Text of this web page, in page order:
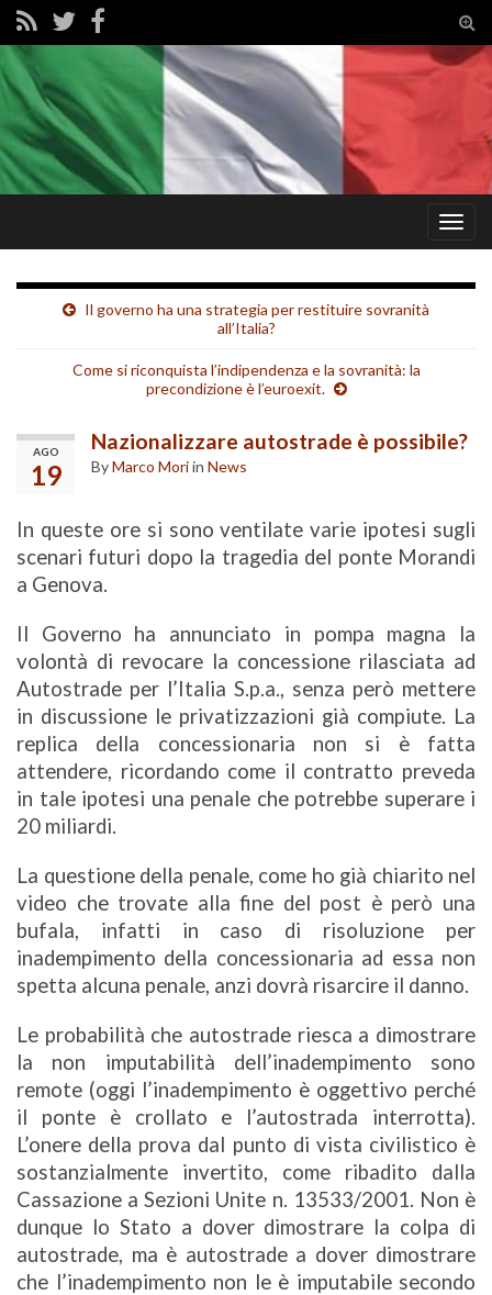
Il governo ha una strategia per restituire sovranità
all’Italia?
Come si riconquista l’indipendenza e la sovranità: la
precondizione è l’euroexit.
AGO
19
Nazionalizzare autostrade è possibile?
ByMarco Moriin News
In queste ore si sono ventilate varie ipotesi sugli
scenari futuri dopo la tragedia del ponte Morandi
a Genova.
Il Governo ha annunciato in pompa magna la
volontà di revocare la concessione rilasciata ad
Autostrade per l’Italia S.p.a., senza però mettere
in discussione le privatizzazioni già compiute. La
replica della concessionaria non si è fatta
attendere, ricordando come il contratto preveda
in tale ipotesi una penale che potrebbe superare i
20 miliardi.
La questione della penale, come ho già chiarito nel
video che trovate alla fine del post è però una
bufala, infatti in caso di risoluzione per
inadempimento della concessionaria ad essa non
spetta alcuna penale, anzi dovrà risarcire il danno.
Le probabilità che autostrade riesca a dimostrare
la non imputabilità dell’inadempimento sono
remote (oggi l’inadempimento è oggettivo perché
il ponte è crollato e l’autostrada interrotta).
L’onere della prova dal punto di vista civilistico è
sostanzialmente invertito, come ribadito dalla
Cassazione a Sezioni Unite n. 13533/2001. Non è
dunque lo Stato a dover dimostrare la colpa di
autostrade, ma è autostrade a dover dimostrare
che l’inadempimento non le è imputabile secondo